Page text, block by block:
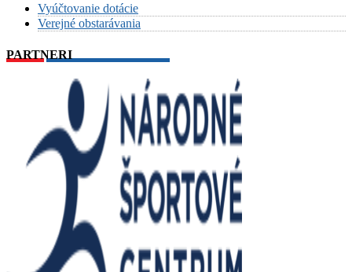
Vyúčtovanie dotácie
Verejné obstarávania
PARTNERI